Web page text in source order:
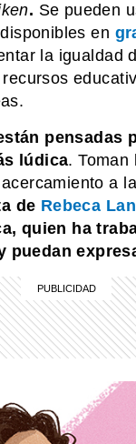
. Se pueden
en
la igualdad
pensadas
lúdica. Toman
a
de Rebeca
quien ha
puedan